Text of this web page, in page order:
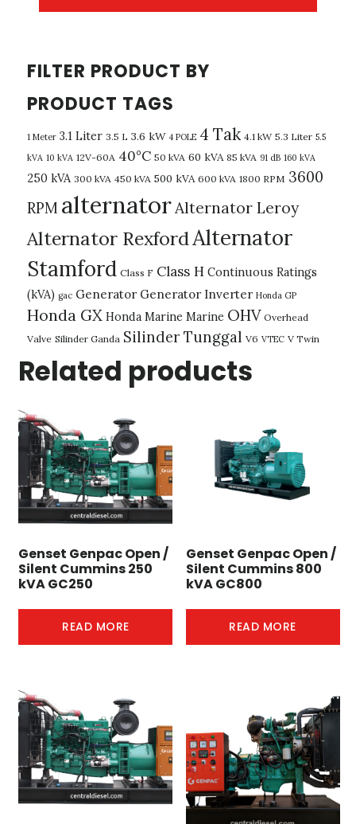
FILTER PRODUCT BY
PRODUCT TAGS
1 Meter 3.1 Liter 3.5 L 3.6 kW 4 POLE 4 Tak 4.1 kW 5.3 Liter 5.5
kVA 10 kVA 12V-60A 40°C 50 kVA 60 kVA 85 kVA 91 dB 160 kVA
250 kVA 300 kVA 450 kVA 500 kVA 600 kVA 1800 RPM 3600
RPM alternator Alternator Leroy
Alternator Rexford Alternator
Stamford Class F Class H Continuous Ratings
(kVA) gac Generator Generator Inverter Honda GP
Honda GX Honda Marine Marine OHV Overhead
Valve Silinder Ganda Silinder Tunggal V6 VTEC V Twin
Related products
Genset Genpac Open /
Silent Cummins 250
kVA GC250
READ MORE
Genset Genpac Open /
Silent Cummins 800
kVA GC800
READ MORE